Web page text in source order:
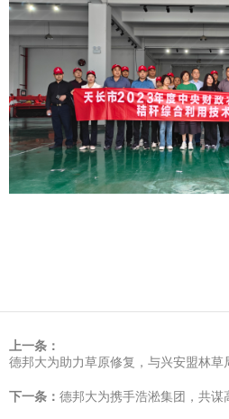
上一条：
德邦大为助力草原修复，与兴安盟林草
下一条： 德邦大为携手浩淞集团，共谋